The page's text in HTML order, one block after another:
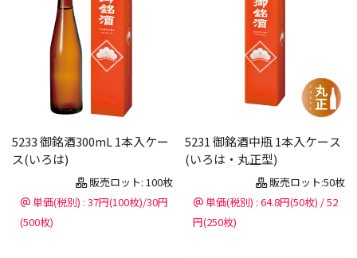
5233 御銘酒300mL 1本入ケー
ス(いろは)
販売ロット: 100枚
単価(税別) : 37円(100枚)/30円
(500枚)
5231 御銘酒中瓶 1本入ケース
(いろは・丸正型)
販売ロット:50枚
単価(税別) : 64.8円(50枚) / 52
円(250枚)